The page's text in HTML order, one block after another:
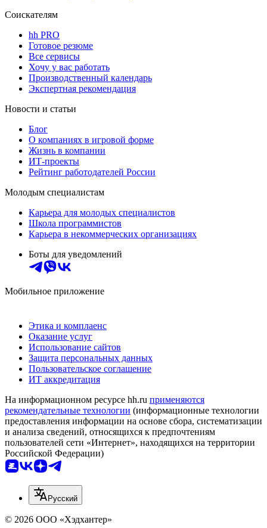
Соискателям
hh PRO
Готовое резюме
Все сервисы
Хочу у вас работать
Производственный календарь
Экспертная рекомендация
Новости и статьи
Блог
О компаниях в игровой форме
Жизнь в компании
ИТ-проекты
Рейтинг работодателей России
Молодым специалистам
Карьера для молодых специалистов
Школа программистов
Карьера в некоммерческих организациях
Боты для уведомлений
Мобильное приложение
Этика и комплаенс
Оказание услуг
Использование сайтов
Защита персональных данных
Пользовательское соглашение
ИТ аккредитация
На информационном ресурсе hh.ru применяются
рекомендательные технологии (информационные технологии
предоставления информации на основе сбора, систематизации
и анализа сведений, относящихся к предпочтениям
пользователей сети «Интернет», находящихся на территории
Российской Федерации)
Русский
© 2026 ООО «Хэдхантер»